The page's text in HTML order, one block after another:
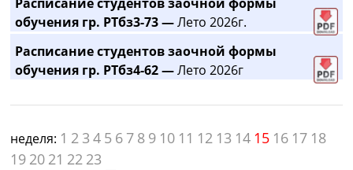
Расписание студентов заочной формы
обучения гр. РТбз3-73 —Лето 2026г.
Расписание студентов заочной формы
обучения гр. РТбз4-62 —Лето 2026г
неделя: 1 2 3 4 5 6 7 8 9 10 11 12 13 14 15 16 17 18
19 20 21 22 23